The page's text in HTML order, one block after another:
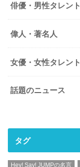
俳優・男性タレント
偉人・著名人
女優・女性タレント
話題のニュース
タグ
Hey! Say! JUMPの名言